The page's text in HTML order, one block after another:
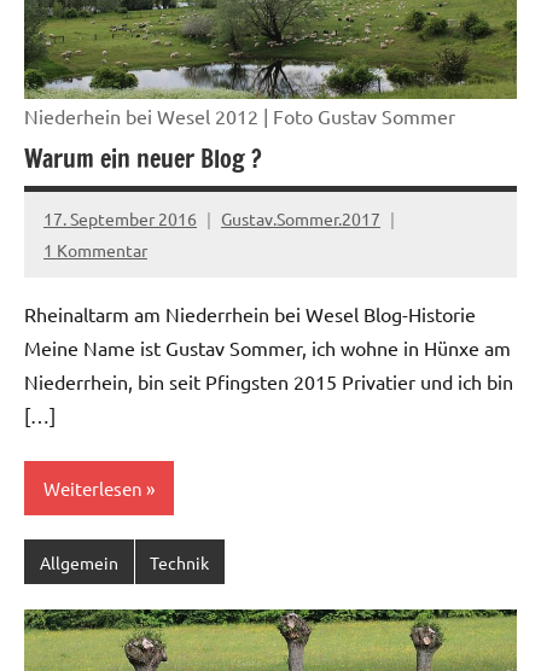
Niederhein bei Wesel 2012 | Foto Gustav Sommer
Warum ein neuer Blog ?
17. September 2016
Gustav.Sommer.2017
1 Kommentar
Rheinaltarm am Niederrhein bei Wesel Blog-Historie
Meine Name ist Gustav Sommer, ich wohne in Hünxe am
Niederrhein, bin seit Pfingsten 2015 Privatier und ich bin
[…]
Weiterlesen
Allgemein Technik